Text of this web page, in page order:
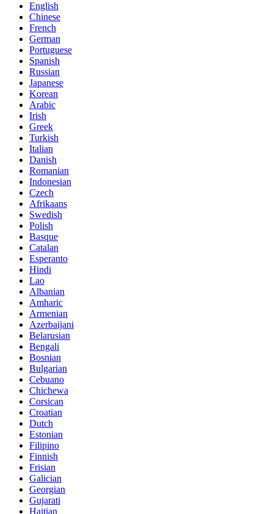
English
Chinese
French
German
Portuguese
Spanish
Russian
Japanese
Korean
Arabic
Irish
Greek
Turkish
Italian
Danish
Romanian
Indonesian
Czech
Afrikaans
Swedish
Polish
Basque
Catalan
Esperanto
Hindi
Lao
Albanian
Amharic
Armenian
Azerbaijani
Belarusian
Bengali
Bosnian
Bulgarian
Cebuano
Chichewa
Corsican
Croatian
Dutch
Estonian
Filipino
Finnish
Frisian
Galician
Georgian
Gujarati
Haitian